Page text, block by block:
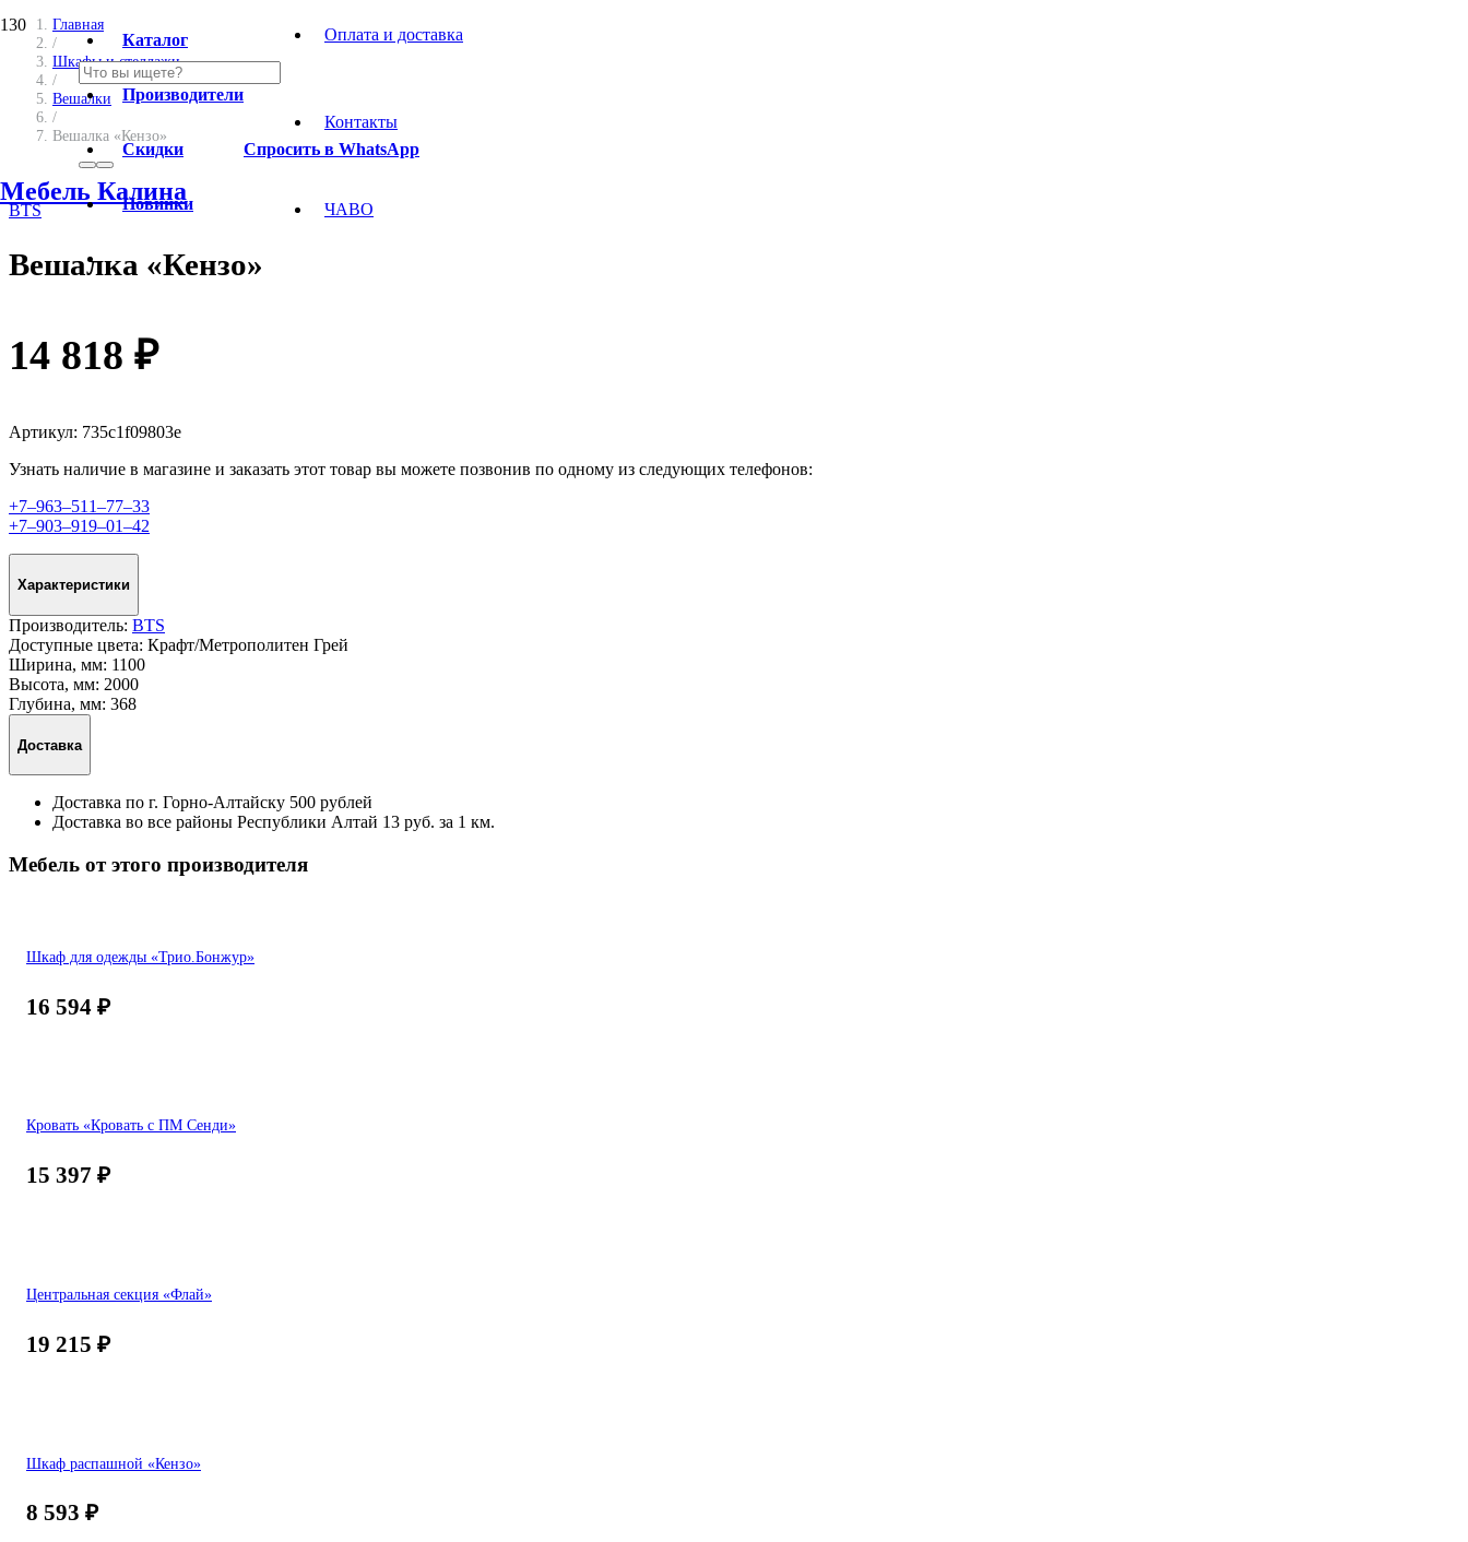
Оплата и доставка
Контакты
ЧАВО
Каталог
Производители
Скидки
Новинки
Спросить в WhatsApp
Мебель Калина
Главная
/
Шкафы и стеллажи
/
Вешалки
/
Вешалка «Кензо»
BTS
Вешалка «Кензо»
14 818 ₽
Артикул: 735c1f09803e
Узнать наличие в магазине и заказать этот товар вы можете позвонив по одному из следующих телефонов:
+7‒963‒511‒77‒33
+7‒903‒919‒01‒42
Характеристики
Производитель: BTS
Доступные цвета: Крафт/Метрополитен Грей
Ширина, мм: 1100
Высота, мм: 2000
Глубина, мм: 368
Доставка
Доставка по г. Горно-Алтайску 500 рублей
Доставка во все районы Республики Алтай 13 руб. за 1 км.
Мебель от этого производителя
Шкаф для одежды «Трио.Бонжур»
16 594 ₽
Кровать «Кровать с ПМ Сенди»
15 397 ₽
Центральная секция «Флай»
19 215 ₽
Шкаф распашной «Кензо»
8 593 ₽